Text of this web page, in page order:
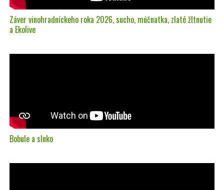
Záver vinohradníckeho roka 2026, sucho, múčnatka, zlaté žltnutie
a Ekolive
Bobule a slnko